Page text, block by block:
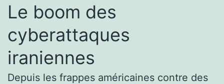
Le boom des
cyberattaques
iraniennes
Depuis les frappes américaines contre des